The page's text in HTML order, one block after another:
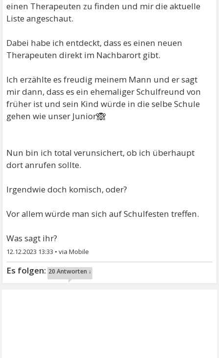
einen Therapeuten zu finden und mir die aktuelle
Liste angeschaut.
Dabei habe ich entdeckt, dass es einen neuen
Therapeuten direkt im Nachbarort gibt.
Ich erzählte es freudig meinem Mann und er sagt
mir dann, dass es ein ehemaliger Schulfreund von
früher ist und sein Kind würde in die selbe Schule
gehen wie unser Junior🙈
Nun bin ich total verunsichert, ob ich überhaupt
dort anrufen sollte.
Irgendwie doch komisch, oder?
Vor allem würde man sich auf Schulfesten treffen.
Was sagt ihr?
12.12.2023 13:33 •
20 Antworten ↓